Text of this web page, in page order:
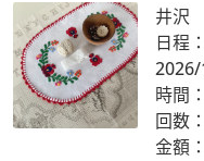
井沢
日程
時間
回数
金額